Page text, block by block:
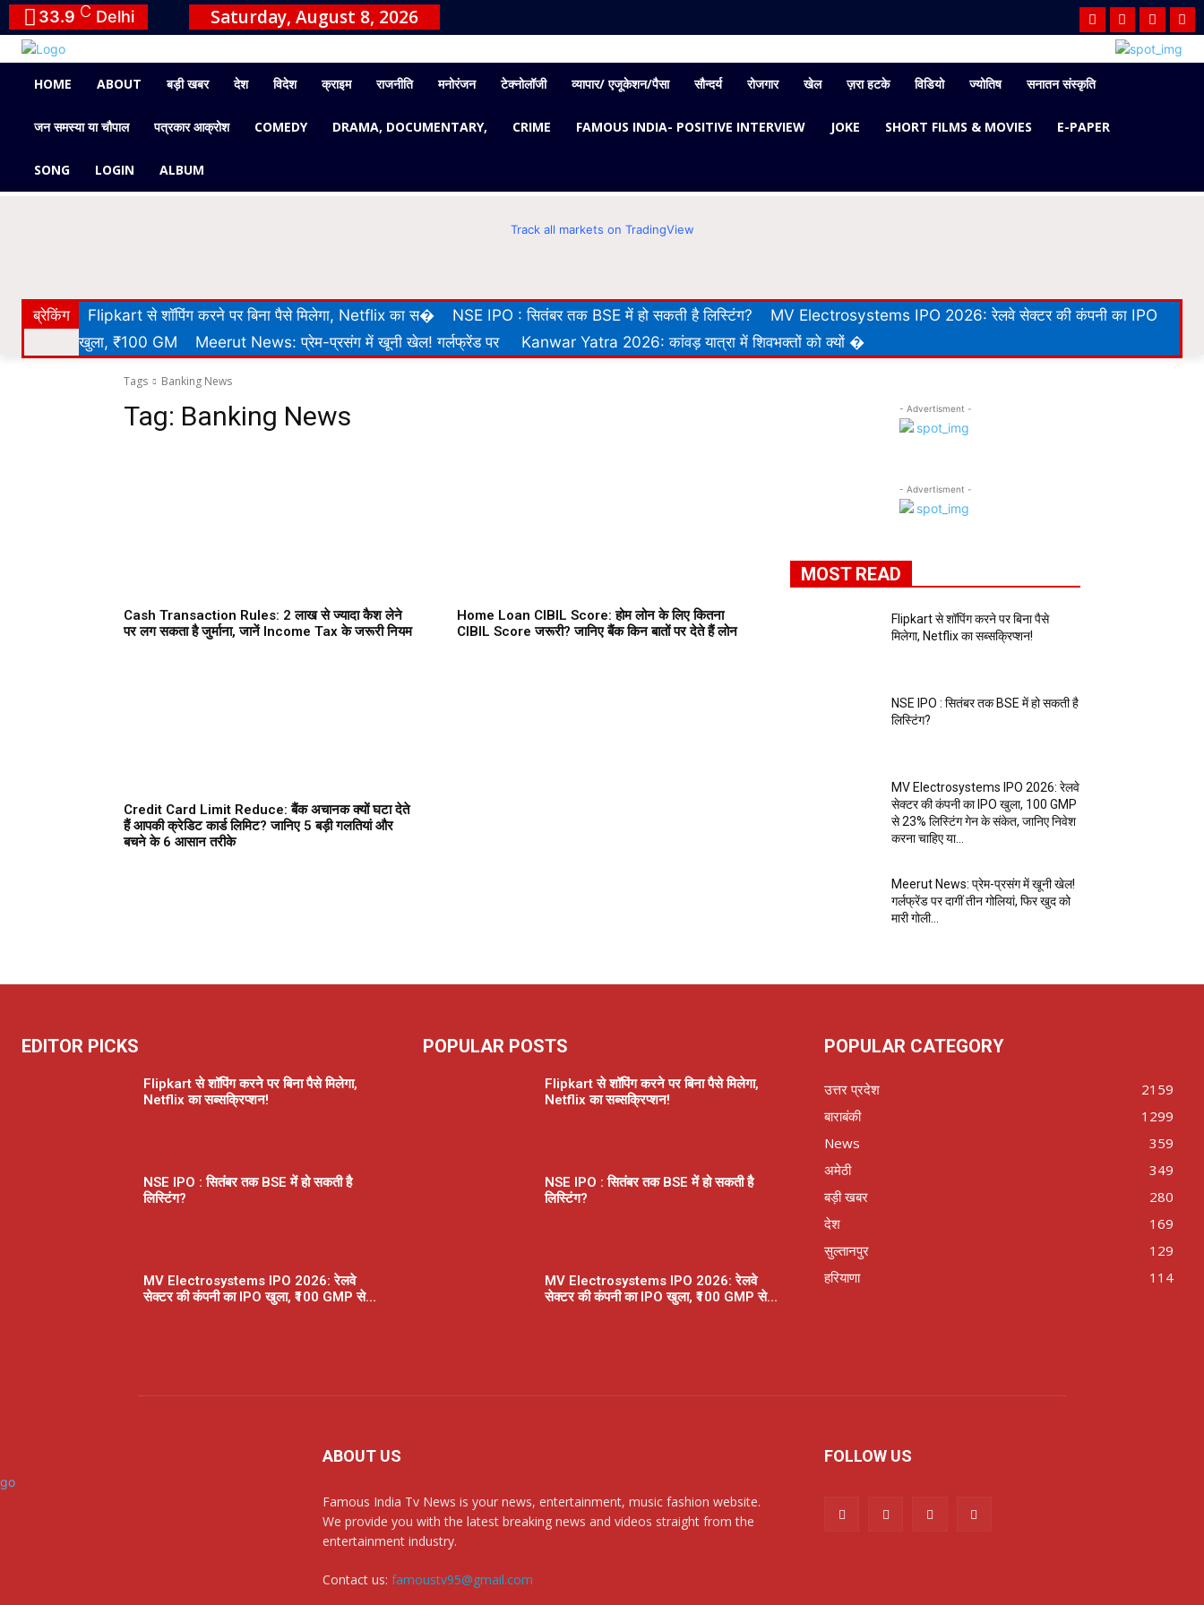
33.9 C Delhi Saturday, August 8, 2026
HOME ABOUT बड़ी खबर देश विदेश क्राइम राजनीति मनोरंजन टेक्नोलॉजी व्यापार/ एजूकेशन/पैसा सौन्दर्य रोजगार खेल ज़रा हटके विडियो ज्योतिष सनातन संस्कृति
जन समस्या या चौपाल पत्रकार आक्रोश COMEDY DRAMA, DOCUMENTARY, CRIME FAMOUS INDIA- POSITIVE INTERVIEW JOKE SHORT FILMS & MOVIES E-PAPER
SONG LOGIN ALBUM
Track all markets on TradingView
ब्रेकिंग Flipkart से शॉपिंग करने पर बिना पैसे मिलेगा, Netflix का स� NSE IPO : सितंबर तक BSE में हो सकती है लिस्टिंग?
MV Electrosystems IPO 2026: रेलवे सेक्टर की कंपनी का IPO
खुला, ₹100 GM
Meerut News: प्रेम-प्रसंग में खूनी खेल! गर्लफ्रेंड पर Kanwar Yatra 2026: कांवड़ यात्रा में शिवभक्तों को क्यों �
Tags Banking News
Tag: Banking News
Cash Transaction Rules: 2 लाख से ज्यादा कैश लेने
पर लग सकता है जुर्माना, जानें Income Tax के जरूरी नियम
Home Loan CIBIL Score: होम लोन के लिए कितना
CIBIL Score जरूरी? जानिए बैंक किन बातों पर देते हैं लोन
Credit Card Limit Reduce: बैंक अचानक क्यों घटा देते
हैं आपकी क्रेडिट कार्ड लिमिट? जानिए 5 बड़ी गलतियां और
बचने के 6 आसान तरीके
- Advertisment -
- Advertisment -
MOST READ
Flipkart से शॉपिंग करने पर बिना पैसे
मिलेगा, Netflix का सब्सक्रिप्शन!
NSE IPO : सितंबर तक BSE में हो सकती है
लिस्टिंग?
MV Electrosystems IPO 2026: रेलवे
सेक्टर की कंपनी का IPO खुला, ₹100 GMP
से 23% लिस्टिंग गेन के संकेत, जानिए निवेश
करना चाहिए या...
Meerut News: प्रेम-प्रसंग में खूनी खेल!
गर्लफ्रेंड पर दागीं तीन गोलियां, फिर खुद को
मारी गोली…
EDITOR PICKS
Flipkart से शॉपिंग करने पर बिना पैसे मिलेगा,
Netflix का सब्सक्रिप्शन!
NSE IPO : सितंबर तक BSE में हो सकती है
लिस्टिंग?
MV Electrosystems IPO 2026: रेलवे
सेक्टर की कंपनी का IPO खुला, ₹100 GMP से...
POPULAR POSTS
Flipkart से शॉपिंग करने पर बिना पैसे मिलेगा,
Netflix का सब्सक्रिप्शन!
NSE IPO : सितंबर तक BSE में हो सकती है
लिस्टिंग?
MV Electrosystems IPO 2026: रेलवे
सेक्टर की कंपनी का IPO खुला, ₹100 GMP से...
POPULAR CATEGORY
उत्तर प्रदेश
2159
बाराबंकी
1299
News
359
अमेठी
349
बड़ी खबर
280
देश
169
सुल्तानपुर
129
हरियाणा
114
ABOUT US
Famous India Tv News is your news, entertainment, music fashion website.
We provide you with the latest breaking news and videos straight from the
entertainment industry.
Contact us: famoustv95@gmail.com
FOLLOW US